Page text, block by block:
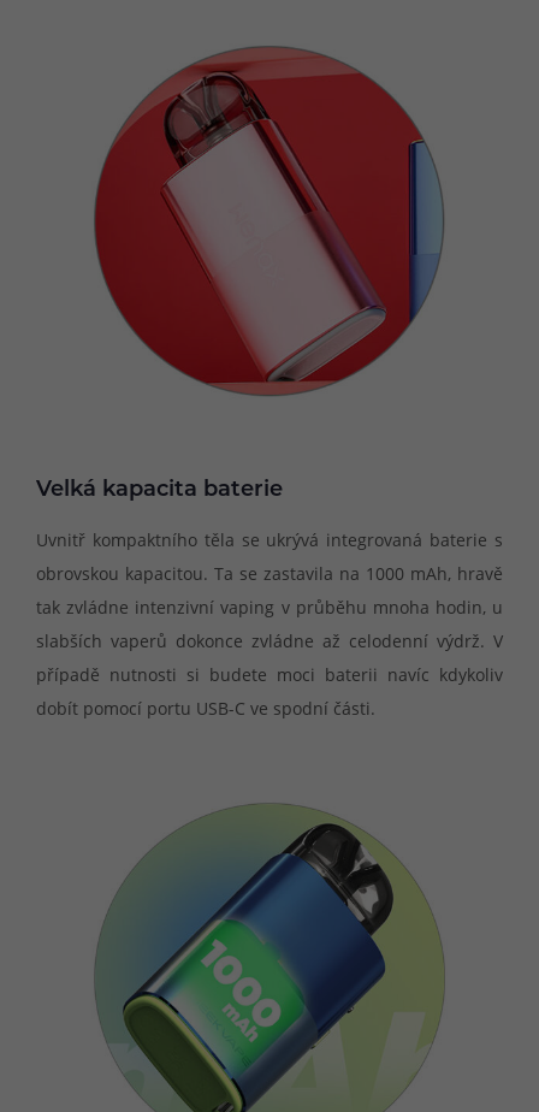
Velká kapacita baterie
Uvnitř kompaktního těla se ukrývá integrovaná baterie s
obrovskou kapacitou. Ta se zastavila na 1000 mAh, hravě
tak zvládne intenzivní vaping v průběhu mnoha hodin, u
slabších vaperů dokonce zvládne až celodenní výdrž. V
případě nutnosti si budete moci baterii navíc kdykoliv
dobít pomocí portu USB-C ve spodní části.